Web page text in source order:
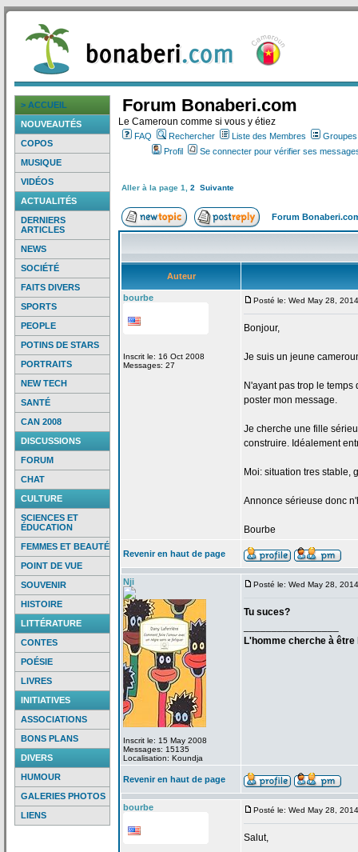
> ACCUEIL
NOUVEAUTÉS
COPOS
MUSIQUE
VIDÉOS
ACTUALITÉS
DERNIERS
ARTICLES
NEWS
SOCIÉTÉ
FAITS DIVERS
SPORTS
PEOPLE
POTINS DE STARS
PORTRAITS
NEW TECH
SANTÉ
CAN 2008
DISCUSSIONS
FORUM
CHAT
CULTURE
SCIENCES ET
ÉDUCATION
FEMMES ET BEAUTÉ
POINT DE VUE
SOUVENIR
HISTOIRE
LITTÉRATURE
CONTES
POÉSIE
LIVRES
INITIATIVES
ASSOCIATIONS
BONS PLANS
DIVERS
HUMOUR
GALERIES PHOTOS
LIENS
Forum Bonaberi.com
Le Cameroun comme si vous y étiez
FAQ Rechercher Liste des Membres
Profil
Se connecter pour vérifier ses
Aller à la page 1 2 Suivante
Forum
Auteur
bourbe
Inscrit le: 16 Oct 2008
Messages: 27
Posté le: Wed May 28,
Bonjour,
Je suis un jeune
N'ayant pas trop le temps
poster mon message.
Je cherche une fille
construire. Idéalement
Moi: situation tres stable,
Annonce sérieuse donc
Bourbe
Revenir en haut de page
Nji
Inscrit le: 15 May 2008
Messages: 15135
Localisation: Koundja
Posté le: Wed May 28,
Tu suces?
L'homme cherche à
Revenir en haut de page
bourbe Posté le: Wed May 28,
Salut,